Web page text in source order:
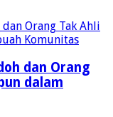
dan Orang
dalam